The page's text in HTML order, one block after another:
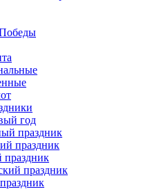
год
праздник
праздник
праздник
праздник